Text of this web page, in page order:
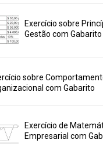
Exercício sobre
Gestão com Gabarito
sobre
com Gabarito
Exercício de
Empresarial com